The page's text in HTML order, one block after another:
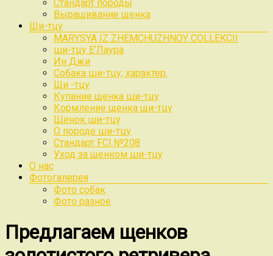
Стандарт породы
Выращивание щенка
Ши-тцу
MARYSYA IZ ZHEMCHUZHNOY COLLEKCII
ши-тцу Е’Лаура
Ин Джи
Собака ши-тцу, характер.
Ши -тцу
Купание щенка ши-тцу
Кормление щенка щи-тцу
Щенок ши-тцу
О породе ши-тцу
Стандарт FCI №208
Уход за щенком ши-тцу
О нас
Фотогалерея
Фото собак
Фото разное
Предлагаем щенков